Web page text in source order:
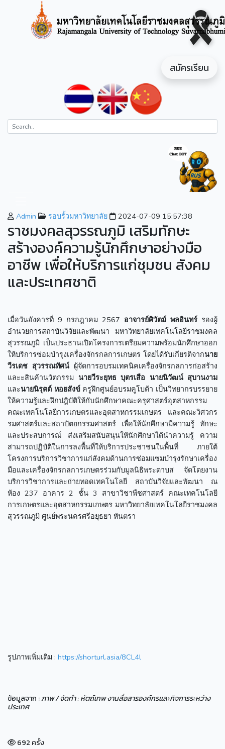
สมัครเรียน
Admin รอบรั้วมหาวิทยาลัย 2024-07-09 15:57:38
ราชมงคลสุวรรณภูมิ เสริมทักษะ
สร้างองค์ความรู้นักศึกษาอย่างมือ
อาชีพ เพื่อให้บริการแก่ชุมชน สังคม
และประเทศชาติ
เมื่อวันอังคารที่ 9 กรกฎาคม 2567 อาจารย์ศิวัตม์ พลอินทร์ รองผู้
อำนวยการสถาบันวิจัยและพัฒนา มหาวิทยาลัยเทคโนโลยีราชมงคล
สุวรรณภูมิ เป็นประธานเปิดโครงการเตรียมความพร้อมนักศึกษาออก
ให้บริการซ่อมบำรุงเครื่องจักรกลการเกษตร โดยได้รับเกียรติจากนาย
วีรเดช สุวรรณทัศน์ ผู้จัดการอบรมเทคนิคเครื่องจักรกลการก่อสร้าง
และะสินค้านวัตกรรม นายวีระยุทธ บุตรเสือ นายนิวัฒน์ สุบานงาม
และนายนิรุตต์ หอยสังข์ครูฝึกศูนย์อบรมคูโบต้า เป็นวิทยากรบรรยาย
ให้ความรู้และฝึกปฎิบัติให้กับนักศึกษาคณะครุศาสตร์อุตสาหกรรม
คณะเทคโนโลยีการเกษตรและอุตสาหกรรมเกษตร และคณะวิศวกร
รมศาสตร์เเละสถาปัตยกรรมศาสตร์ เพื่อให้นักศึกษามีความรู้ ทักษะ
และประสบการณ์ ส่งเสริมสนับสนุนให้นักศึกษาได้นำความรู้ ความ
สามารถปฏิบัติในการลงพื้นที่ให้บริการประชาชนในพื้นที่ ภายใต้
โครงการบริการวิชาการแก่สังคมด้านการซ่อมแซมบำรุงรักษาเครื่อง
มือและเครื่องจักรกลการเกษตรร่วมกับมูลนิธิพระดาบส จัดโดยงาน
บริการวิชาการและถ่ายทอดเทคโนโลยี สถาบันวิจัยและพัฒนา ณ
ห้อง 237 อาคาร 2 ชั้น 3 สาขาวิชาพืชศาสตร์ คณะเทคโนโลยี
การเกษตรและอุตสาหกรรมเกษตร มหาวิทยาลัยเทคโนโลยีราชมงคล
สุวรรณภูมิ ศูนย์พระนครศรีอยุธยา หันตรา
รูปภาพเพิ่มเติม : https://shorturl.asia/8CL4l
ข้อมูลจาก :ภาพ / จัดทำ : หัตถ์เทพ งานสื่อสารองค์กรเเละกิจการระหว่าง
ประเทศ
692 ครั้ง